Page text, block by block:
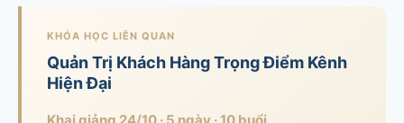
KHÓA HỌC LIÊN QUAN
Quản Trị Khách Hàng Trọng Điểm Kênh
Hiện Đại